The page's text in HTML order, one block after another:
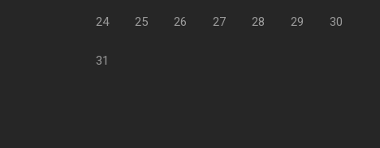
24 25 26 27 28 29 30
31